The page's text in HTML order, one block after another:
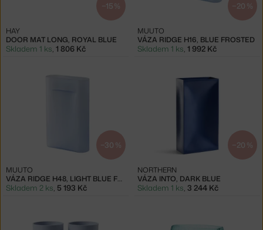
−15 %
DOOR MAT LONG, ROYAL BLUE
HAY
Skladem 1 ks, 1 806 Kč
−20 %
VÁZA RIDGE H16, BLUE FROSTED
MUUTO
Skladem 1 ks, 1 992 Kč
−30 %
VÁZA RIDGE H48, LIGHT BLUE FROSTED GLASS
MUUTO
Skladem 2 ks, 5 193 Kč
−20 %
VÁZA INTO, DARK BLUE
NORTHERN
Skladem 1 ks, 3 244 Kč